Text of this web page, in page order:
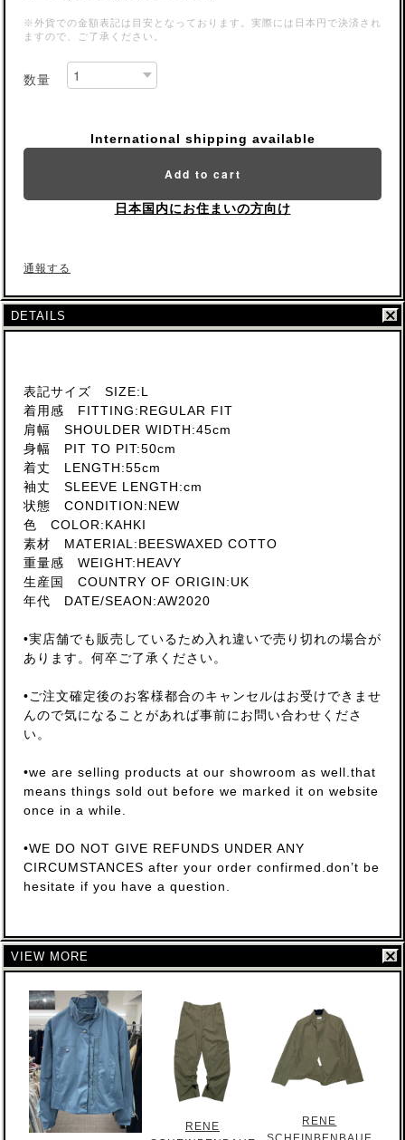
※外貨での金額表記は目安となっております。実際には日本円で決済され
ますので、ご了承ください。
数量
International shipping available
Add to cart
日本国内にお住まいの方向け
通報する
DETAILS
表記サイズ SIZE:L
着用感 FITTING:REGULAR FIT
肩幅 SHOULDER WIDTH:45cm
身幅 PIT TO PIT:50cm
着丈 LENGTH:55cm
袖丈 SLEEVE LENGTH:cm
状態 CONDITION:NEW
色 COLOR:KAHKI
素材 MATERIAL:BEESWAXED COTTO
重量感 WEIGHT:HEAVY
生産国 COUNTRY OF ORIGIN:UK
年代 DATE/SEAON:AW2020
•実店舗でも販売しているため入れ違いで売り切れの場合が
あります。何卒ご了承ください。
•ご注文確定後のお客様都合のキャンセルはお受けできませ
んので気になることがあれば事前にお問い合わせくださ
い。
•we are selling products at our showroom as well.that
means things sold out before we marked it on website
once in a while.
•WE DO NOT GIVE REFUNDS UNDER ANY
CIRCUMSTANCES after your order confirmed.don’t be
hesitate if you have a question.
VIEW MORE
RENE
RENE